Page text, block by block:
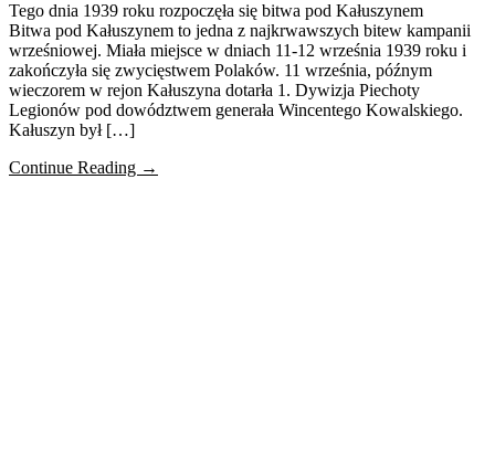
Tego dnia 1939 roku rozpoczęła się bitwa pod Kałuszynem
Bitwa pod Kałuszynem to jedna z najkrwawszych bitew kampanii
wrześniowej. Miała miejsce w dniach 11-12 września 1939 roku i
zakończyła się zwycięstwem Polaków. 11 września, późnym
wieczorem w rejon Kałuszyna dotarła 1. Dywizja Piechoty
Legionów pod dowództwem generała Wincentego Kowalskiego.
Kałuszyn był […]
Continue Reading →